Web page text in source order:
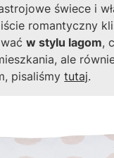
świece i
romantyczny
w stylu lagom,
ale
pisaliśmytutaj.